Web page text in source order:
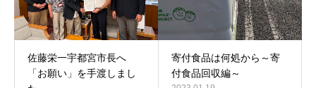
佐藤栄一宇都宮市長へ
「お願い」を手渡しまし
寄付食品は何処から～寄
付食品回収編～